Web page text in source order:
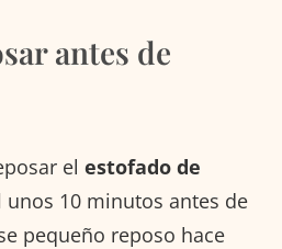
antes de
el estofado de
unos 10 minutos antes de
pequeño reposo hace